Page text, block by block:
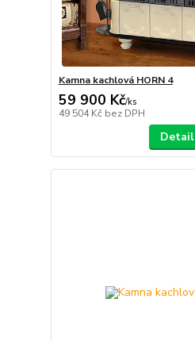
Kamna kachlová HORN 4
59 900 Kč/ks
49 504 Kč bez DPH
Detail